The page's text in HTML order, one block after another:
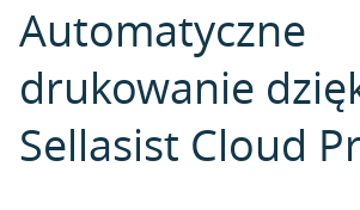
Automatyczne
drukowanie
Sellasist Cloud